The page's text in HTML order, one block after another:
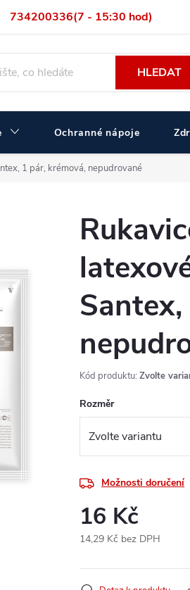
734200336(7 - 15:30 hod)
Velikostní tabulka ČERVA Velkoobchodní
HLEDAT
Ochranné nápoje
1 pár, krémová, nepudrované
Kód produktu: Zvolte
Rozměr
Možnosti doručení
16 Kč
14,29 Kč bez DPH
cena: